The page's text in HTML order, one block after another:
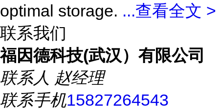
optimal storage. ...查看全文 >
联系我们
福因德科技(武汉）有限公司
联系人 赵经理
联系手机15827264543